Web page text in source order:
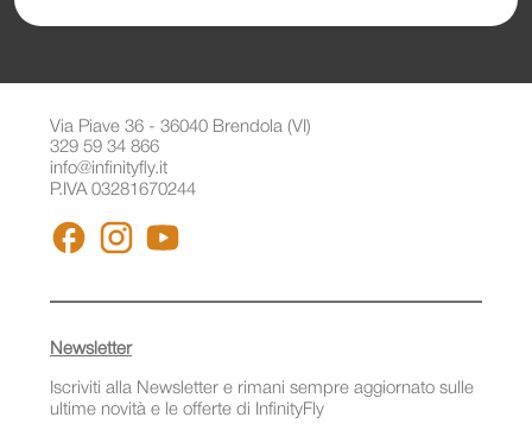
Via Piave 36 - 36040 Brendola (VI)
329 59 34 866
info@infinityfly.it
P.IVA 03281670244
FACEBOOKINSTAGRAM
Newsletter
Iscriviti alla Newsletter e rimani sempre aggiornato sulle
ultime novità e le offerte di InfinityFly